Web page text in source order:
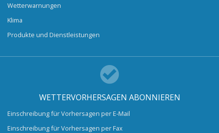
Wetterwarnungen
Klima
Produkte und Dienstleistungen
WETTERVORHERSAGEN ABONNIEREN
Einschreibung für Vorhersagen per E-Mail
Einschreibung für Vorhersagen per Fax